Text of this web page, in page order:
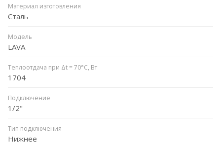
Материал изготовления
Сталь
Модель
LAVA
Теплоотдача при Δt = 70°C, Вт
1704
Подключение
1/2"
Тип подключения
Нижнее